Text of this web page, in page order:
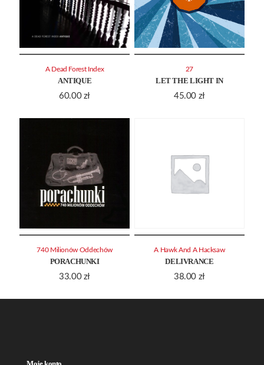
ANTIQUE
60.00 zł
A Dead Forest Index
LET THE LIGHT IN
45.00 zł
27
PORACHUNKI
33.00 zł
740 Milionów Oddechów
DELIVRANCE
38.00 zł
A Hawk And A Hacksaw